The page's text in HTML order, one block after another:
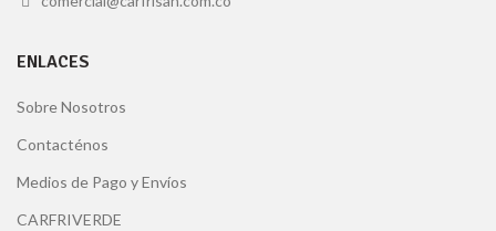
ENLACES
Sobre Nosotros
Contacténos
Medios de Pago y Envíos
CARFRIVERDE